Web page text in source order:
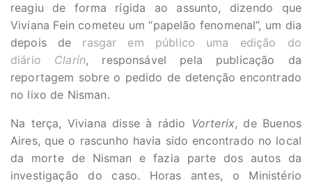
reagiu de forma rígida ao assunto, dizendo que
Viviana Fein cometeu um “papelão fenomenal”, um dia
depois de rasgar em público uma edição do
diário Clarín, responsável pela publicação da
reportagem sobre o pedido de detenção encontrado
no lixo de Nisman.
Na terça, Viviana disse à rádio Vorterix, de Buenos
Aires, que o rascunho havia sido encontrado no local
da morte de Nisman e fazia parte dos autos da
investigação do caso. Horas antes, o Ministério